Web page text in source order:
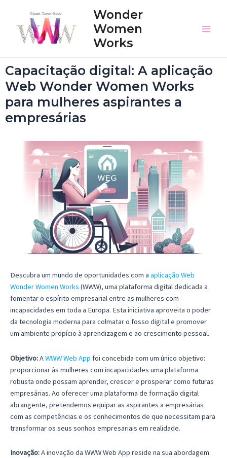
Wonder
Women
Works
Capacitação digital: A aplicação
Web Wonder Women Works
para mulheres aspirantes a
empresárias
Descubra um mundo de oportunidades com a aplicação Web
Wonder Women Works (WWW), uma plataforma digital dedicada a
fomentar o espírito empresarial entre as mulheres com
incapacidades em toda a Europa. Esta iniciativa aproveita o poder
da tecnologia moderna para colmatar o fosso digital e promover
um ambiente propício à aprendizagem e ao crescimento pessoal.
Objetivo:AWWW Web App foi concebida com um único objetivo:
proporcionar às mulheres com incapacidades uma plataforma
robusta onde possam aprender, crescer e prosperar como futuras
empresárias. Ao oferecer uma plataforma de formação digital
abrangente, pretendemos equipar as aspirantes a empresárias
com as competências e os conhecimentos de que necessitam para
transformar os seus sonhos empresariais em realidade.
Inovação:A inovação da WWW Web App reside na sua abordagem